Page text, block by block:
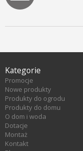
Kategorie
Promocje
Nowe produkty
Produkty do ogrodu
Produkty do domu
O dom i woda
Dotacje
Montaż
Kontakt